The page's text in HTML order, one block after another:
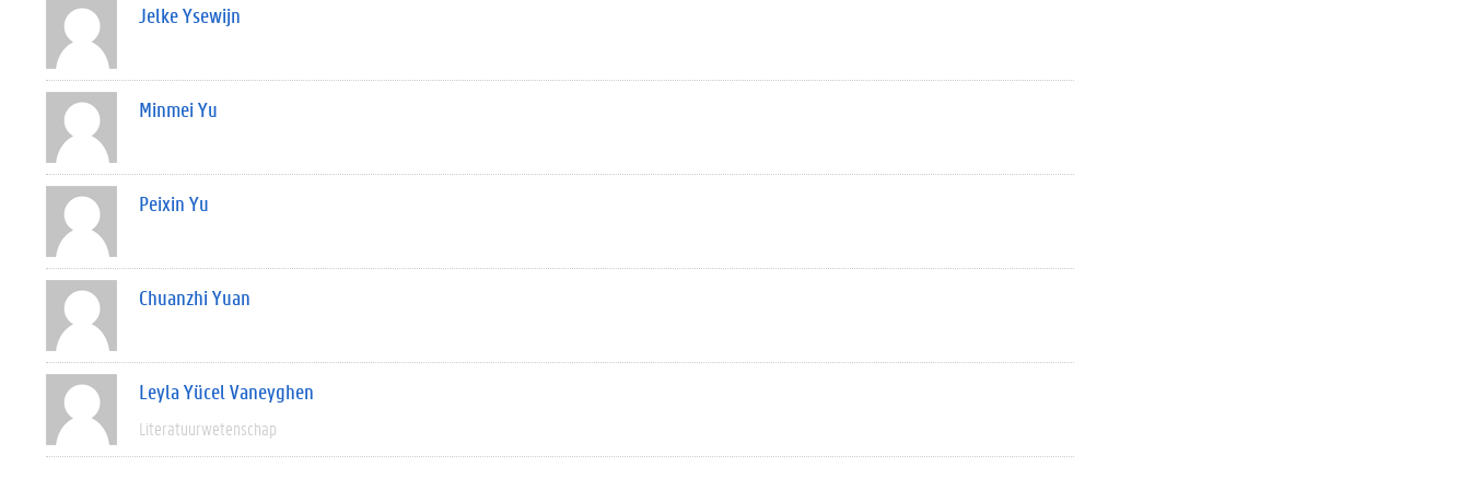
Jelke Ysewijn
Minmei Yu
Peixin Yu
Chuanzhi Yuan
Leyla Yücel Vaneyghen
Literatuurwetenschap